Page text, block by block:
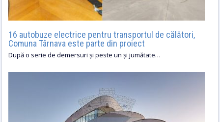
16 autobuze electrice pentru transportul de călători,
Comuna Târnava este parte din proiect
După o serie de demersuri și peste un și jumătate…